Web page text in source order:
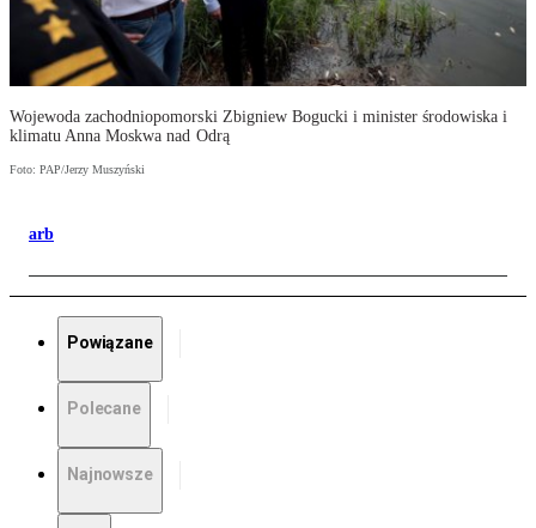
Wojewoda zachodniopomorski Zbigniew Bogucki i minister środowiska i
klimatu Anna Moskwa nad Odrą
Foto: PAP/Jerzy Muszyński
arb
Powiązane
Polecane
Najnowsze